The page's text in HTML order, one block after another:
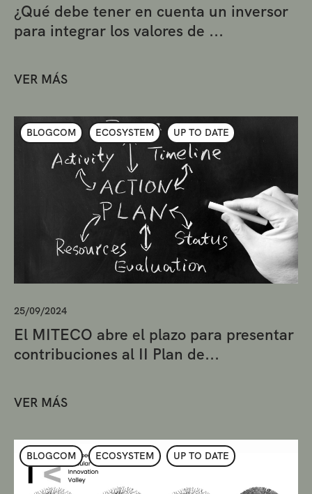
¿Qué debe tener en cuenta un inversor
para integrar los valores de ...
VER MÁS
BLOGCOM ECOSYSTEM UP TO DATE
25/09/2024
El MITECO abre el plazo para presentar
contribuciones al II Plan de...
VER MÁS
BLOGCOM ECOSYSTEM UP TO DATE